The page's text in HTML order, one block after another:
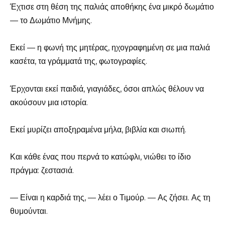
Έχτισε στη θέση της παλιάς αποθήκης ένα μικρό δωμάτιο
— το Δωμάτιο Μνήμης.
Εκεί — η φωνή της μητέρας, ηχογραφημένη σε μια παλιά
κασέτα, τα γράμματά της, φωτογραφίες.
Έρχονται εκεί παιδιά, γιαγιάδες, όσοι απλώς θέλουν να
ακούσουν μια ιστορία.
Εκεί μυρίζει αποξηραμένα μήλα, βιβλία και σιωπή.
Και κάθε ένας που περνά το κατώφλι, νιώθει το ίδιο
πράγμα: ζεστασιά.
— Είναι η καρδιά της, — λέει ο Τιμούρ. — Ας ζήσει. Ας τη
θυμούνται.